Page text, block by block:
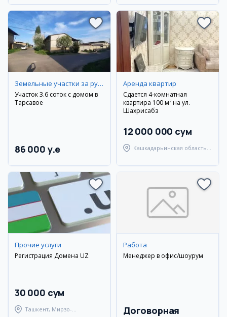
Земельные участки за рубежом
Участок 3.6 соток с домом в
Тарсавое
86 000 y.e
Аренда квартир
Сдается 4-комнатная
квартира 100 м² на ул.
Шахрисабз
12 000 000 сум
Кашкадарьинская область,
Прочие услуги
Регистрация Домена UZ
30 000 сум
Ташкент, Мирзо-
Работа
Менеджер в офис/шоурум
Договорная